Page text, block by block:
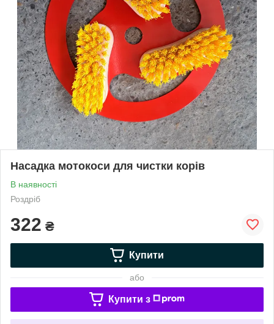
Насадка мотокоси для чистки корів
В наявності
Роздріб
322 ₴
Купити
або
Купити з